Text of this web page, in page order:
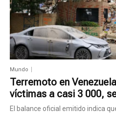
Mundo
Terremoto en
víctimas a casi 3 000,
El balance oficial emitido indica